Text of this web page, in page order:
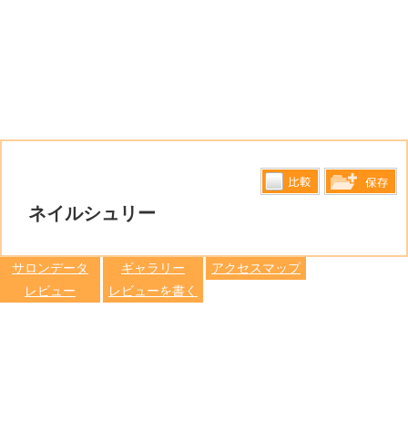
ネイルシュリー
サロンデータ ギャラリー
アクセスマップ
レビュー
レビューを書く